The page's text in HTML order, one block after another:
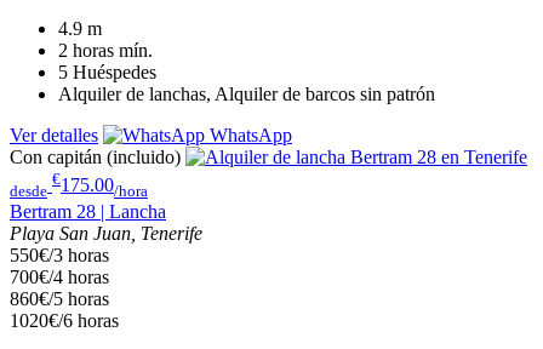
4.9 m
2 horas mín.
5 Huéspedes
Alquiler de lanchas, Alquiler de barcos sin patrón
Ver detalles
WhatsApp
Con capitán (incluido)
desde
€175.00/hora
Bertram 28 | Lancha
Playa San Juan, Tenerife
550€/3 horas
700€/4 horas
860€/5 horas
1020€/6 horas